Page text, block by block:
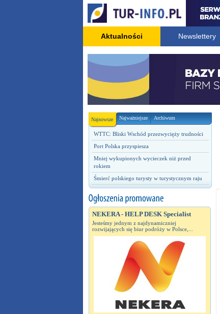
Aktualności Newslettery
Najnowsze Najważniejsze Archiwum
WTTC: Bliski Wschód przezwycięży trudności
Port Polska przyspiesza
Mniej wykupionych wycieczek niż przed
rokiem
Śmierć polskiego turysty w turystycznym raju
NEKERA - HELP DESK Specialist
Jesteśmy jednym z najdynamiczniej
rozwijających się biur podróży w Polsce,...